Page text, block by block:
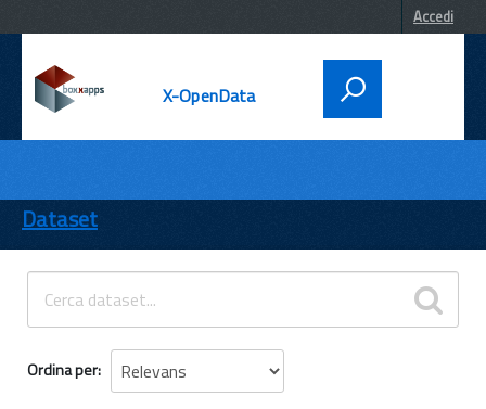
Accedi
X-OpenData
ENTI
TEMI
INFORMAZIONI
Dataset
Ordina per